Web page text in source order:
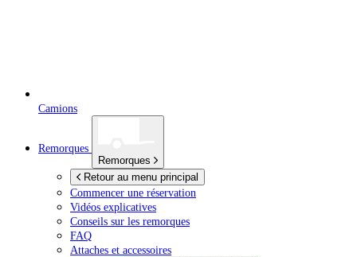
Camions
Remorques
Remorques
Retour au menu principal
Commencer une réservation
Vidéos explicatives
Conseils sur les remorques
FAQ
Attaches et accessoires